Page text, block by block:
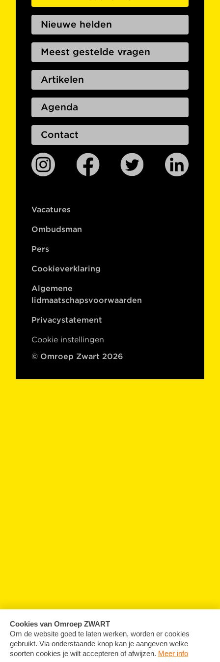
Nieuwe helden
Meest gestelde vragen
Artikelen
Agenda
Contact
Vacatures
Ombudsman
Pers
Cookieverklaring
Algemene
lidmaatschapsvoorwaarden
Privacystatement
Cookie instellingen
© Omroep Zwart 2026